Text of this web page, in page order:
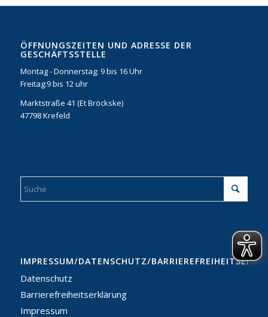
ÖFFNUNGSZEITEN UND ADRESSE DER
GESCHÄFTSSTELLE
Montag - Donnerstag: 9 bis 16 Uhr
Freitag:9 bis 12 uhr
Marktstraße 41 (Et Bröckske)
47798 Krefeld
IMPRESSUM/DATENSCHUTZ/
Datenschutz
Barrierefreiheitserklärung
Impressum